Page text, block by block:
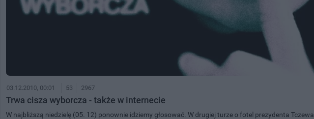
03.12.2010, 00:01 53 2967
Trwa cisza wyborcza - także w internecie
W najbliższą niedzielę (05. 12) ponownie idziemy głosować. W drugiej turze o fotel prezydenta Tczewa